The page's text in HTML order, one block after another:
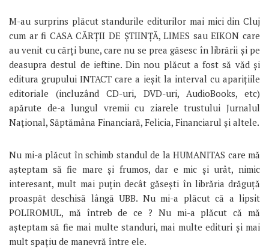
M-au surprins plăcut standurile editurilor mai mici din Cluj
cum ar fi CASA CĂRȚII DE ȘTIINȚĂ, LIMES sau EIKON care
au venit cu cărți bune, care nu se prea găsesc în librării și pe
deasupra destul de ieftine. Din nou plăcut a fost să văd și
editura grupului INTACT care a ieșit la interval cu aparițiile
editoriale (incluzând CD-uri, DVD-uri, AudioBooks, etc)
apărute de-a lungul vremii cu ziarele trustului Jurnalul
Național, Săptămâna Financiară, Felicia, Financiarul și altele.
Nu mi-a plăcut în schimb standul de la HUMANITAS care mă
așteptam să fie mare și frumos, dar e mic și urât, nimic
interesant, mult mai puțin decât găsești în librăria drăguță
proaspăt deschisă lângă UBB. Nu mi-a plăcut că a lipsit
POLIROMUL, mă întreb de ce ? Nu mi-a plăcut că mă
așteptam să fie mai multe standuri, mai multe edituri și mai
mult spațiu de manevră între ele.